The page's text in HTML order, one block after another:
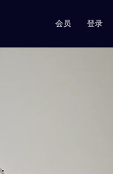
会员 登录